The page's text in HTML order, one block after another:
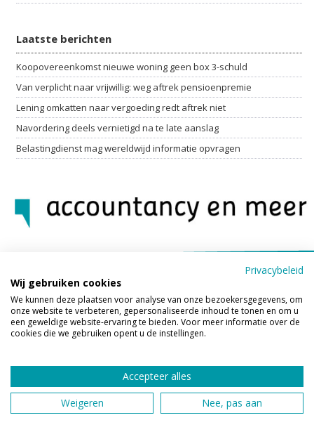
Laatste berichten
Koopovereenkomst nieuwe woning geen box 3-schuld
Van verplicht naar vrijwillig: weg aftrek pensioenpremie
Lening omkatten naar vergoeding redt aftrek niet
Navordering deels vernietigd na te late aanslag
Belastingdienst mag wereldwijd informatie opvragen
Dynamic Accountancy / Zuiderhavenweg 7-13 / 4004 JJ Tiel / 0344-
750860 /info@dynamicaccountancy.nl
Dynamic Accountancy is werkzaam in de regio Tiel, Ochten, Lienden,
Maurik,Buren,Beusichem, Zoelen, Varik, Wadenoijen, Kerk-Avezaath,
Kapel-Avezaath, Geldermalsen, Ophemert.
Privacybeleid
Wij gebruiken cookies
We kunnen deze plaatsen voor analyse van onze bezoekersgegevens, om
onze website te verbeteren, gepersonaliseerde inhoud te tonen en om u
een geweldige website-ervaring te bieden. Voor meer informatie over de
cookies die we gebruiken opent u de instellingen.
Accepteer alles
Weigeren
Nee, pas aan